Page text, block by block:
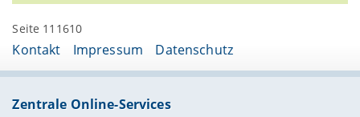
Seite 111610
Kontakt Impressum Datenschutz
Zentrale Online-Services